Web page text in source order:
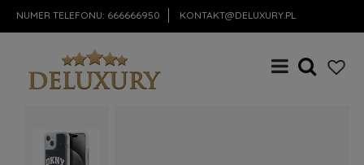
NUMER TELEFONU: 666666950 KONTAKT@DELUXURY.PL